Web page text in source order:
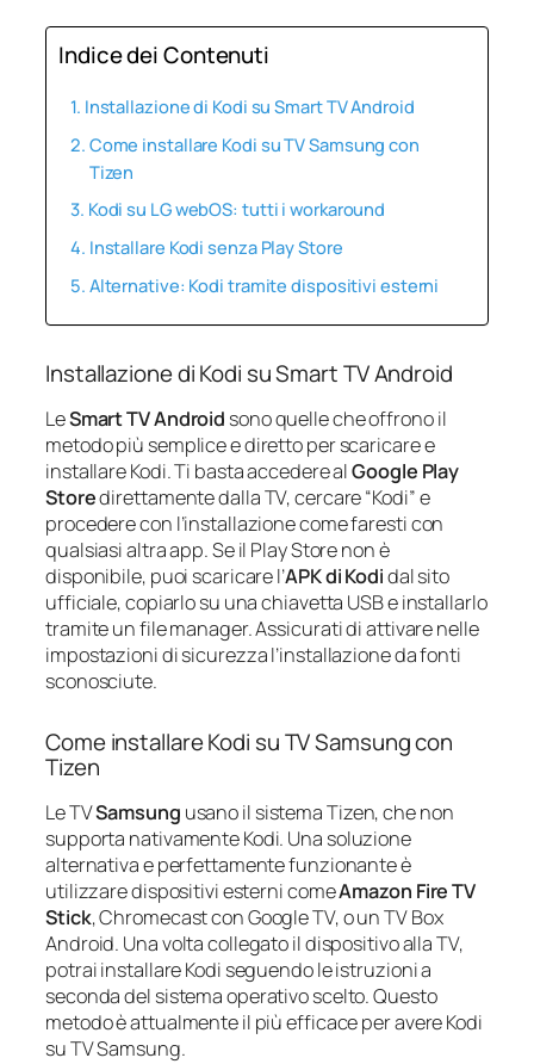
Indice dei Contenuti
Installazione di Kodi su Smart TV Android
Come installare Kodi su TV Samsung con
Tizen
Kodi su LG webOS: tutti i workaround
Installare Kodi senza Play Store
Alternative: Kodi tramite dispositivi esterni
Installazione di Kodi su Smart TV Android
LeSmart TV Android sono quelle che offrono il
metodo più semplice e diretto per scaricare e
installare Kodi. Ti basta accedere alGoogle Play
Storedirettamente dalla TV, cercare “Kodi” e
procedere con l’installazione come faresti con
qualsiasi altra app. Se il Play Store non è
disponibile, puoi scaricare l’APK di Kodidal sito
ufficiale, copiarlo su una chiavetta USB e installarlo
tramite un file manager. Assicurati di attivare nelle
impostazioni di sicurezza l’installazione da fonti
sconosciute.
Come installare Kodi su TV Samsung con
Tizen
Le TVSamsung usano il sistema Tizen, che non
supporta nativamente Kodi. Una soluzione
alternativa e perfettamente funzionante è
utilizzare dispositivi esterni comeAmazon Fire TV
Stick, Chromecast con Google TV, o un TV Box
Android. Una volta collegato il dispositivo alla TV,
potrai installare Kodi seguendo le istruzioni a
seconda del sistema operativo scelto. Questo
metodo è attualmente il più efficace per avere Kodi
su TV Samsung.